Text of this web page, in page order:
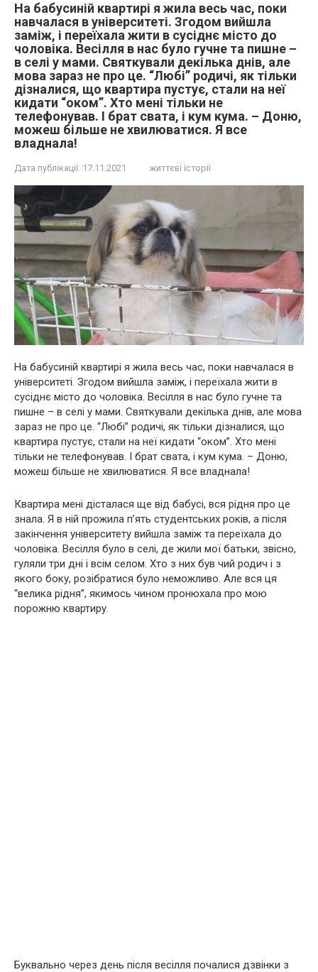
На бабусиній квартирі я жила весь час, поки
навчалася в університеті. Згодом вийшла
заміж, і переїхала жити в сусіднє місто до
чоловіка. Весілля в нас було гучне та пишне –
в селі у мами. Святкували декілька днів, але
мова зараз не про це. “Любі” родичі, як тільки
дізналися, що квартира пустує, стали на неї
кидати “оком”. Хто мені тільки не
телефонував. І брат свата, і кум кума. – Доню,
можеш більше не хвилюватися. Я все
владнала!
Дата публікації: 17.11.2021 життєві історії
На бабусиній квартирі я жила весь час, поки навчалася в
університеті. Згодом вийшла заміж, і переїхала жити в
сусіднє місто до чоловіка. Весілля в нас було гучне та
пишне – в селі у мами. Святкували декілька днів, але мова
зараз не про це. “Любі” родичі, як тільки дізналися, що
квартира пустує, стали на неї кидати “оком”. Хто мені
тільки не телефонував. І брат свата, і кум кума. – Доню,
можеш більше не хвилюватися. Я все владнала!
Квартира мені дісталася ще від бабусі, вся рідня про це
знала. Я в ній прожила п’ять студентських років, а після
закінчення університету вийшла заміж та переїхала до
чоловіка. Весілля було в селі, де жили мої батьки, звісно,
гуляли три дні і всім селом. Хто з них був чий родич і з
якого боку, розібратися було неможливо. Але вся ця
“велика рідня”, якимось чином пронюхала про мою
порожню квартиру.
Буквально через день після весілля почалися дзвінки з